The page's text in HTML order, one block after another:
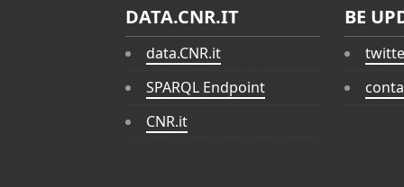
DATA.CNR.IT
data.CNR.it
SPARQL Endpoint
CNR.it
BE